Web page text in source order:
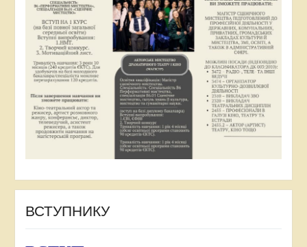
ВСТУПНИКУ